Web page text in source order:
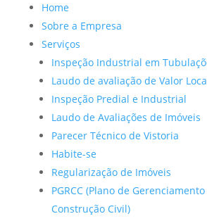
Home
Sobre a Empresa
Serviços
Inspeção Industrial em
Laudo de avaliação de Valor
Inspeção Predial e Industrial
Laudo de Avaliações de Imóveis
Parecer Técnico de Vistoria
Habite-se
Regularização de Imóveis
PGRCC (Plano de
Construção Civil)